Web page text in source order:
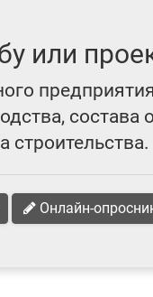
или
состава
строительства.
Онлайн-